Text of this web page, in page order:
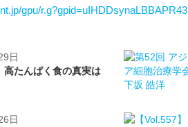
gpu/r.g?gpid=uIHDDsynaLBBAPR43
日
高たんぱく食の真実は
日